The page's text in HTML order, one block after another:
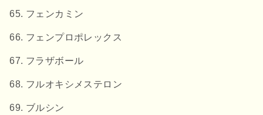
フェンカミン
フェンプロポレックス
フラザボール
フルオキシメステロン
ブルシン